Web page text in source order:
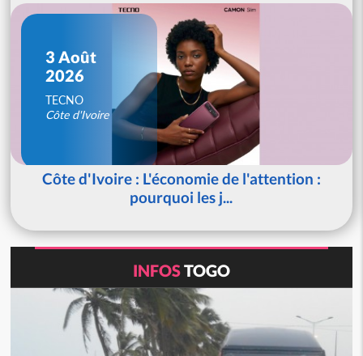
3 Août
2026
TECNO
Côte d'Ivoire
Côte d'Ivoire : L'économie de l'attention :
pourquoi les j...
INFOSTOGO